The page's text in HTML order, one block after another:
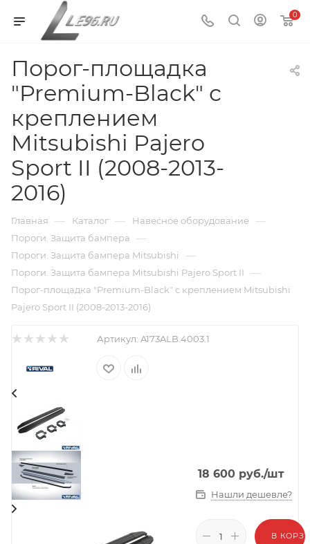
0
Порог-площадка
"Premium-Black" с
креплением
Mitsubishi Pajero
Sport II (2008-2013-
2016)
Главная — Каталог — Навесное оборудование —
Пороги. Защита бампера —
Пороги. Защита бампера Mitsubishi —
Пороги. Защита бампера Mitsubishi Pajero Sport II —
Порог-площадка "Premium-Black" с креплением Mitsubishi
Pajero Sport II (2008-2013-2016)
Артикул: A173ALB.4003.1
18 600 руб./шт
Нашли дешевле?
В